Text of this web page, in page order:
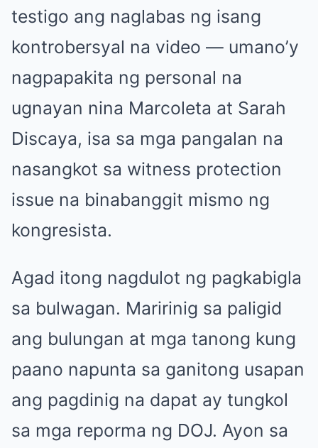
testigo ang naglabas ng isang
kontrobersyal na video — umano’y
nagpapakita ng personal na
ugnayan nina Marcoleta at Sarah
Discaya, isa sa mga pangalan na
nasangkot sa witness protection
issue na binabanggit mismo ng
kongresista.
Agad itong nagdulot ng pagkabigla
sa bulwagan. Maririnig sa paligid
ang bulungan at mga tanong kung
paano napunta sa ganitong usapan
ang pagdinig na dapat ay tungkol
sa mga reporma ng DOJ. Ayon sa